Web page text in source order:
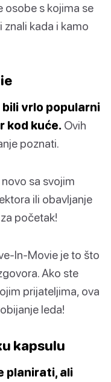
osobe s kojima se
kada i kamo
vrlo popularni
kod kuće. Ovih
poznati.
sa svojim
ili obavljanje
početak!
In-Movie je to što
Ako ste
prijateljima, ova
leda!
kapsulu
planirati, ali